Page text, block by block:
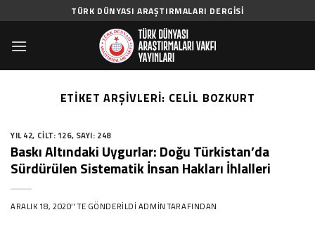
to
content
TÜRK DÜNYASI ARAŞTIRMALARI DERGISI
ETIKET ARŞIVLERI: CELIL BOZKURT
YIL 42, CILT: 126, SAYI: 248
Baskı Altındaki Uygurlar: Doğu Türkistan’da
Sürdürülen Sistematik İnsan Hakları İhlalleri
ARALIK 18, 2020’' TE GÖNDERILDI ADMINTARAFINDAN